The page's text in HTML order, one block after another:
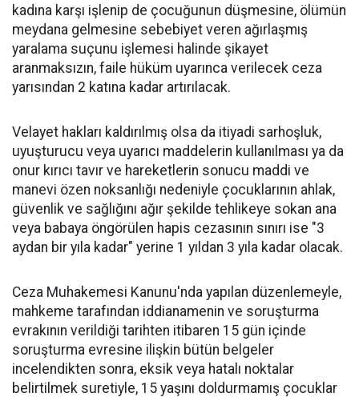
kadına karşı işlenip de çocuğunun düşmesine, ölümün
meydana gelmesine sebebiyet veren ağırlaşmış
yaralama suçunu işlemesi halinde şikayet
aranmaksızın, faile hüküm uyarınca verilecek ceza
yarısından 2 katına kadar artırılacak.
Velayet hakları kaldırılmış olsa da itiyadi sarhoşluk,
uyuşturucu veya uyarıcı maddelerin kullanılması ya da
onur kırıcı tavır ve hareketlerin sonucu maddi ve
manevi özen noksanlığı nedeniyle çocuklarının ahlak,
güvenlik ve sağlığını ağır şekilde tehlikeye sokan ana
veya babaya öngörülen hapis cezasının sınırı ise "3
aydan bir yıla kadar" yerine 1 yıldan 3 yıla kadar olacak.
Ceza Muhakemesi Kanunu'nda yapılan düzenlemeyle,
mahkeme tarafından iddianamenin ve soruşturma
evrakının verildiği tarihten itibaren 15 gün içinde
soruşturma evresine ilişkin bütün belgeler
incelendikten sonra, eksik veya hatalı noktalar
belirtilmek suretiyle, 15 yaşını doldurmamış çocuklar